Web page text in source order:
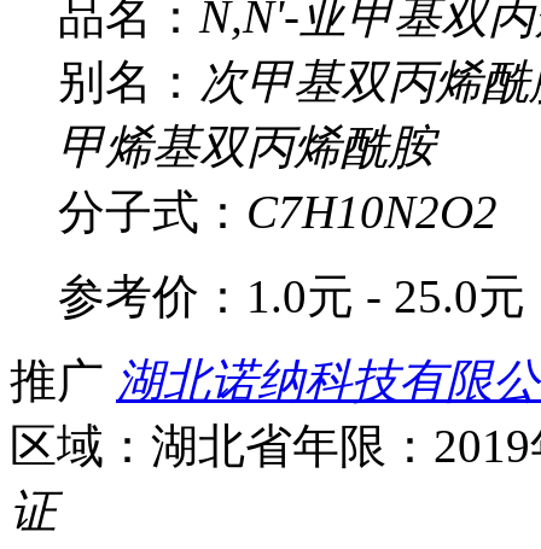
品名： N,N'-亚甲基双
别名： 次甲基双丙烯
甲烯基双丙烯酰胺
分子式： C7H10N2O2
参考价： 1.0元 - 25.0元
推广 湖北诺纳科技有限
区域：湖北省年限：
证